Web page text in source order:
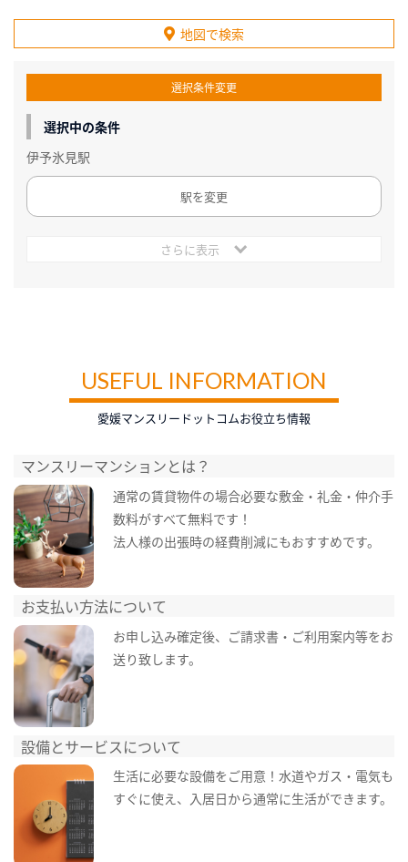
地図で検索
選択条件変更
選択中の条件
伊予氷見駅
駅を変更
さらに表示
USEFUL INFORMATION
愛媛マンスリードットコムお役立ち情報
マンスリーマンションとは？
通常の賃貸物件の場合必要な敷金・礼金・仲介手
数料がすべて無料です！
法人様の出張時の経費削減にもおすすめです。
お支払い方法について
お申し込み確定後、ご請求書・ご利用案内等をお
送り致します。
設備とサービスについて
生活に必要な設備をご用意！水道やガス・電気も
すぐに使え、入居日から通常に生活ができます。